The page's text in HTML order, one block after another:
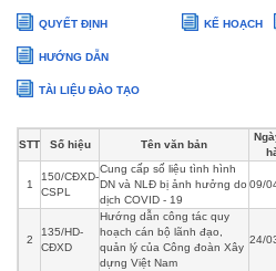
QUYẾT ĐỊNH KẾ HOẠCH
HƯỚNG DẪN
TÀI LIỆU ĐÀO TẠO
STT Số hiệu Tên văn bản
1
150/CĐXD-
CSPL
Cung cấp số liệu tình hình
DN và NLĐ bị ảnh hưởng do
dịch COVID - 19
09/
2
135/HD-
CĐXD
Hướng dẫn công tác quy
hoạch cán bộ lãnh đạo,
quản lý của Công đoàn Xây
dựng Việt Nam
24/